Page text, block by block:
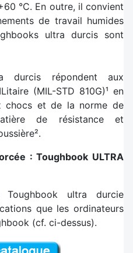
°C. En outre, il convient
de travail humides
ultra durcis sont
durcis répondent aux
(MIL-STD 810G)¹ en
chocs et de la norme de
de résistance et
: Toughbook ULTRA
Toughbook ultra durcie
que les ordinateurs
(cf. ci-dessus).